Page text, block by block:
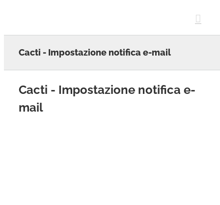
Cacti - Impostazione notifica e-mail
Cacti - Impostazione notifica e-
mail